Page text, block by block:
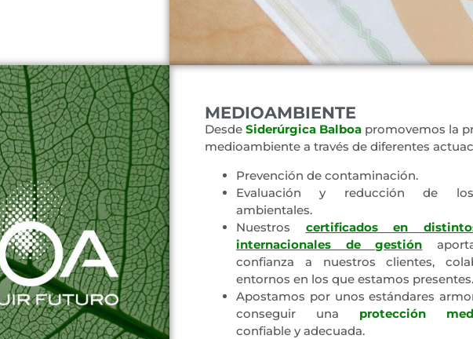
MEDIOAMBIENTE
Desde Siderúrgica Balboa promovemos la
medioambiente a través de diferentes
Prevención de contaminación.
Evaluación y reducción de
ambientales.
Nuestros certificados en
internacionales de gestión
confianza a nuestros clientes,
entornos en los que estamos presentes.
Apostamos por unos estándares
conseguir una protección
confiable y adecuada.